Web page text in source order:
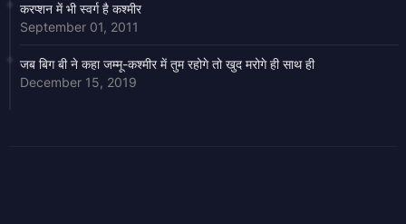
करप्शन में भी स्वर्ग है कश्मीर
September 01, 2011
जब बिग बी ने कहा जम्मू-कश्मीर में तुम रहोगे तो खुद मरोगे ही साथ ही
December 15, 2019